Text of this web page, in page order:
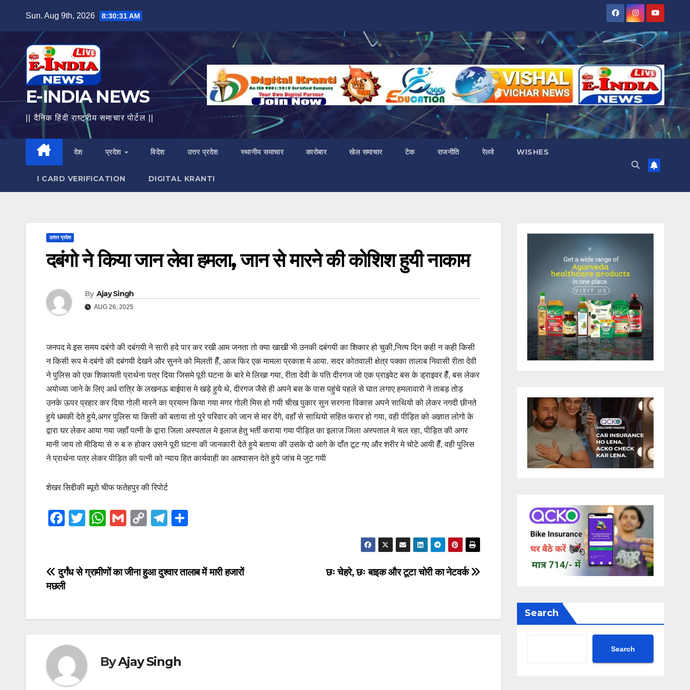
Sun. Aug 9th, 2026 8:30:32 AM
E-INDIA NEWS
|| दैनिक हिंदी राष्ट्रीय समाचार पोर्टल ||
देश प्रदेश विदेश उत्तर प्रदेश स्थानीय समाचार कारोबार खेल समाचार टेक राजनीति रेलवे WISHES
I CARD VERIFICATION DIGITAL KRANTI
उत्‍तर प्रदेश
दबंगो ने किया जान लेवा हमला, जान से मारने की कोशिश हुयी नाकाम
By Ajay Singh
AUG 26, 2025
जनपद मे इस समय दबंगो की दबंगयी ने सारी हदे पार कर रखी आम जनता तो क्या खाखी भी उनकी दबंगयी का शिकार हो चुकी,नित्य दिन कही न कही किसी
न किसी रूप मे दबंगो की दबंगयी देखने और सुनने को मिलती हैँ, आज फिर एक मामला प्रकाश मे आया. सदर कोतवाली क्षेत्र पक्का तालाब निवासी रीता देवी
ने पुलिस को एक शिकायती प्रार्थना पत्र दिया जिसमे पूरी घटना के बारे मे लिखा गया, रीता देवी के पति दीरगज जो एक प्राइवेट बस के ड्राइवर हैँ, बस लेकर
अयोध्या जाने के लिए अर्ध रात्रि के लखनऊ बाईपास मे खड़े हुये थे, दीरगज जैसे ही अपने बस के पास पहुंचे पहले से घात लगाए हमलावारो ने ताबड़ तोड़
उनके ऊपर प्रहार कर दिया गोली मारने का प्रयत्न किया गया मगर गोली मिस हो गयी चीख पुकार सुन सरगना विकास अपने साथियो को लेकर नगदी छीनते
हुये धमकी देते हुये,अगर पुलिस या किसी को बताया तो पुरे परिवार को जान से मार देंगे, वहाँ से साथियो सहित फरार हो गया, वही पीड़ित को अज्ञात लोगो के
द्वारा घर लेकर आया गया जहाँ पत्नी के द्वारा जिला अस्पताल मे इलाज हेतु भर्ती कराया गया पीड़ित का इलाज जिला अस्पताल मे चल रहा, पीड़ित की अगर
मानी जाय तो मीडिया से रु ब रु होकर उसने पूरी घटना की जानकारी देते हुये बताया की उसके दो आगे के दाँत टूट गए और शरीर मे चोटे आयी हैँ, वही पुलिस
ने प्रार्थना पत्र लेकर पीड़ित की पत्नी को न्याय हित कार्यवाही का आश्वासन देते हुये जांच मे जुट गयी
शेखर सिद्दीकी ब्यूरो चीफ फतेहपुर की रिपोर्ट
F
e
b
o
T
er
W
s
p
G
C
y
Li
k
T
gr e
Post
छः चेहरे, छः बाइक और टूटा चोरी का नेटवर्क
दुर्गंध से ग्रामीणों का जीना हुआ दुश्वार तालाब में मारी हजारों
मछली
ByAjay Singh
Search
Search